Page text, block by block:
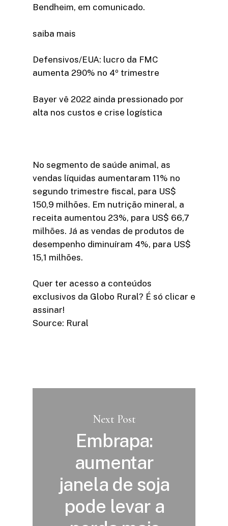
Bendheim, em comunicado.
saiba mais
Defensivos/EUA: lucro da FMC
aumenta 290% no 4º trimestre
Bayer vê 2022 ainda pressionado por
alta nos custos e crise logística
No segmento de saúde animal, as
vendas líquidas aumentaram 11% no
segundo trimestre fiscal, para US$
150,9 milhões. Em nutrição mineral, a
receita aumentou 23%, para US$ 66,7
milhões. Já as vendas de produtos de
desempenho diminuíram 4%, para US$
15,1 milhões.
Quer ter acesso a conteúdos
exclusivos da Globo Rural? É só clicar e
assinar!​
Source: Rural
Next Post
Embrapa:
aumentar
janela de soja
pode levar a